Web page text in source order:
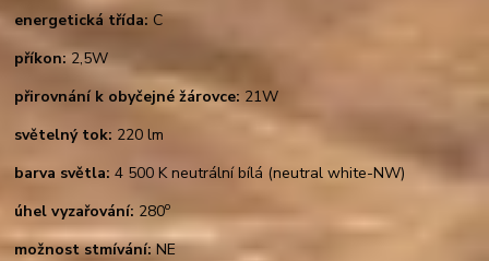
energetická třída: C
příkon: 2,5W
přirovnání k obyčejné žárovce: 21W
světelný tok: 220 lm
barva světla: 4 500 K neutrální bílá (neutral white-NW)
úhel vyzařování: 280o
možnost stmívání:NE